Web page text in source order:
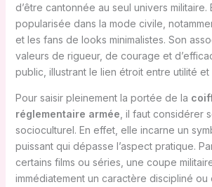
d’être cantonnée au seul univers militaire.
popularisée dans la mode civile,
et les fans de looks minimalistes. Son
valeurs de rigueur, de courage et
public, illustrant le lien étroit entre utilité et
Pour saisir pleinement la portée de la
réglementaire armée , il faut considérer
socioculturel. En effet, elle incarne un
puissant qui dépasse l’aspect pratique.
certains films ou séries, une coupe
immédiatement un caractère discipliné ou